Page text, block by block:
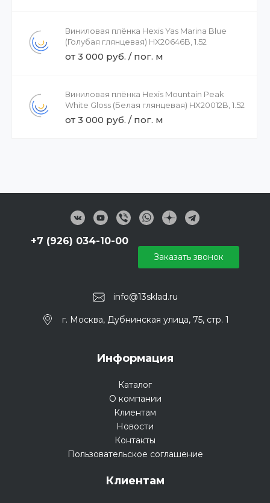
Виниловая плёнка Hexis Yas Marina Blue
(Голубая глянцевая) HX20646B, 1.52
от 3 000 руб. / пог. м
Виниловая плёнка Hexis Mountain Peak
White Gloss (Белая глянцевая) HX20012B, 1.52
от 3 000 руб. / пог. м
info@13sklad.ru
+7 (926) 034-10-00
г. Москва, Дубнинская улица, 75, стр. 1
Заказать звонок
Информация
Каталог
О компании
Клиентам
Новости
Контакты
Пользовательское соглашение
Клиентам